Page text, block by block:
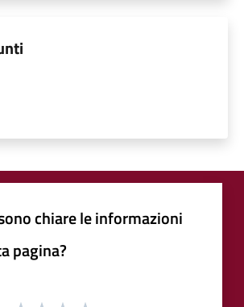
chiare le informazioni
pagina?